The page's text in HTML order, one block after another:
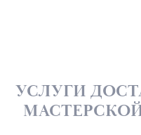
УСЛУГИ
МАСТЕРСКОЙ